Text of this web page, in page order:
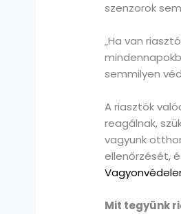
szenzorok
„Ha van
semmilyen
A riasztók
reagálnak,
vagyunk
ellenőrzését,
Mit tegyünk